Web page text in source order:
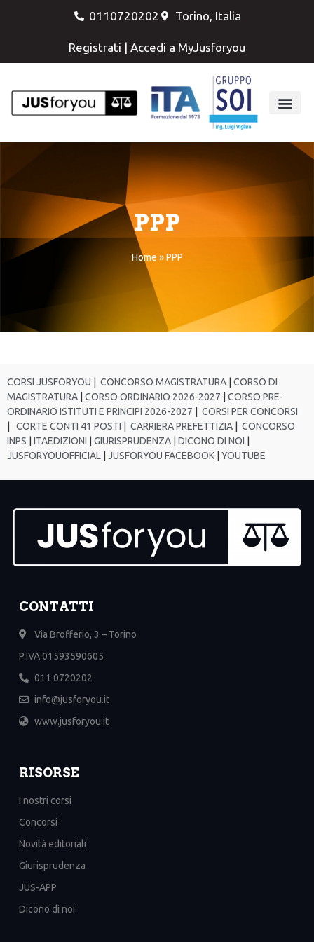
0110720202 Torino, Italia
Registrati | Accedi a MyJusforyou
PPP
Home »PPP
CORSI JUSFORYOU CONCORSO MAGISTRATURA
CORSO DI
MAGISTRATURA
CORSO ORDINARIO 2026-2027
CORSO PRE-
ORDINARIO ISTITUTI E PRINCIPI 2026-2027
CORSI PER CONCORSI
CORTE CONTI 41 POSTI CARRIERA PREFETTIZIA
CONCORSO
INPS
ITAEDIZIONI GIURISPRUDENZA DICONO DI NOI
JUSFORYOUOFFICIAL
JUSFORYOU FACEBOOK YOUTUBE
CONTATTI
Via Brofferio, 3 – Torino
P.IVA 01593590605
011 0720202
info@jusforyou.it
www.jusforyou.it
RISORSE
I nostri corsi
Concorsi
Novità editoriali
Giurisprudenza
JUS-APP
Dicono di noi